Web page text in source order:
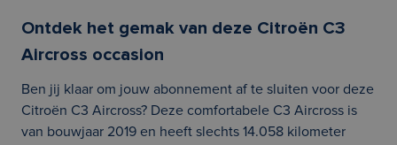
Ontdek het gemak van deze Citroën C3
Aircross occasion
Ben jij klaar om jouw abonnement af te sluiten voor deze
Citroën C3 Aircross? Deze comfortabele C3 Aircross is
van bouwjaar 2019 en heeft slechts 14.058 kilometer